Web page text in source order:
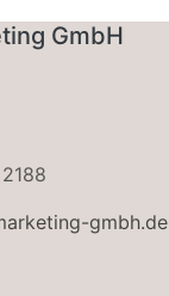
GmbH
gmbh.de